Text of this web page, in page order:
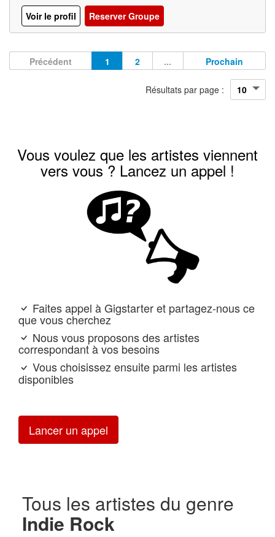
Voir le profil
Reserver Groupe
Précédent 1 2 ... Prochain
Résultats par page :
Vous voulez que les artistes viennent
vers vous ? Lancez un appel !
Faites appel à Gigstarter et partagez-nous ce
que vous cherchez
Nous vous proposons des artistes
correspondant à vos besoins
Vous choisissez ensuite parmi les artistes
disponibles
Lancer un appel
Tous les artistes du genre
Indie Rock